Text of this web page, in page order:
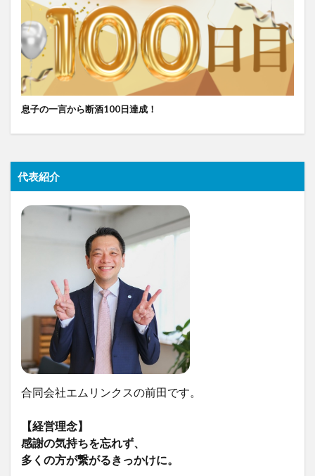
息子の一言から断酒100日達成！
代表紹介
合同会社エムリンクスの前田です。
【経営理念】
感謝の気持ちを忘れず、
多くの方が繋がるきっかけに。